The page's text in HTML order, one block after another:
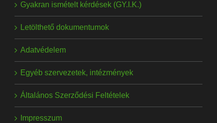
Gyakran ismételt kérdések (GY.I.K.)
Letölthető dokumentumok
Adatvédelem
Egyéb szervezetek, intézmények
Általános Szerződési Feltételek
Impresszum